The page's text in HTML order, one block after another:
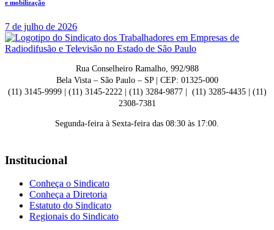
e mobilização
7 de julho de 2026
Rua Conselheiro Ramalho, 992/988
Bela Vista – São Paulo – SP | CEP: 01325-000
(11) 3145-9999 | (11) 3145-2222 | (11) 3284-9877 | (11) 3285-4435 | (11)
2308-7381
Segunda-feira à Sexta-feira das 08:30 às 17:00.
Institucional
Conheça o Sindicato
Conheça a Diretoria
Estatuto do Sindicato
Regionais do Sindicato